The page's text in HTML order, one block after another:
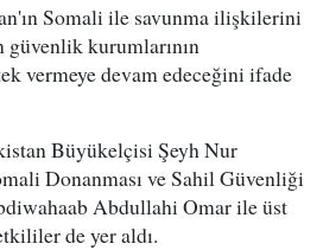
Somali ile savunma ilişkilerini
kurumlarının
vermeye devam edeceğini ifade
Büyükelçisi Şeyh Nur
Donanması ve Sahil Güvenliği
Abdullahi Omar ile üst
de yer aldı.